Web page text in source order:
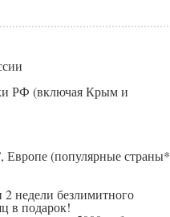
РФ (включая Крым и
(популярные страны*
недели безлимитного
в подарок!